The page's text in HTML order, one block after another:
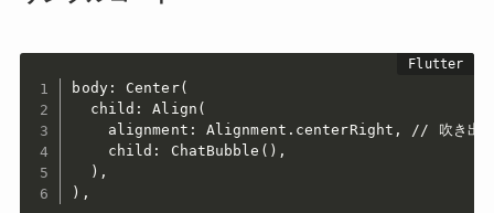
body: Center(
  child: Align(
alignment: Alignment.centerRight, // 吹き出し
    child: ChatBubble(),
  ),
),